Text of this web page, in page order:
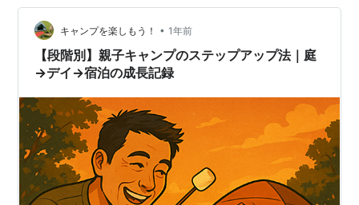
が、何度か使ったあとにフレームが折れてしまいまし
た…。風の強い日だったこともあり、強度面ではやや不
安を感じました。 今は宿泊キャンプでは…
キャンプを楽しもう！ • 1年前
【段階別】親子キャンプのステップアップ法｜庭
→デイ→宿泊の成長記録